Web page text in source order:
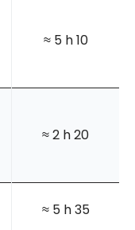
≈ 5 h 10
≈ 2 h 20
≈ 5 h 35